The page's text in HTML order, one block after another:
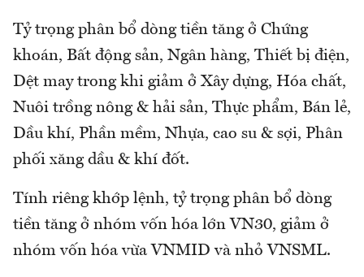
Tỷ trọng phân bổ dòng tiền tăng ở Chứng
khoán, Bất động sản, Ngân hàng, Thiết bị điện,
Dệt may trong khi giảm ở Xây dựng, Hóa chất,
Nuôi trồng nông & hải sản, Thực phẩm, Bán lẻ,
Dầu khí, Phần mềm, Nhựa, cao su & sợi, Phân
phối xăng dầu & khí đốt.
Tính riêng khớp lệnh, tỷ trọng phân bổ dòng
tiền tăng ở nhóm vốn hóa lớn VN30, giảm ở
nhóm vốn hóa vừa VNMID và nhỏ VNSML.